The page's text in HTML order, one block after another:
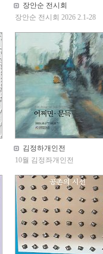
장안순 전시회
장안순 전시회 2026 2.1-28
김정하개인전
10월 김정좌개인전